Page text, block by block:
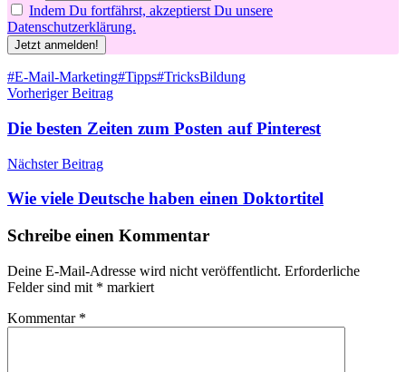
Indem Du fortfährst, akzeptierst Du unsere
Datenschutzerklärung.
Schlagwörter
#E-Mail-Marketing#Tipps#TricksBildung
Beitragsnavigation
Vorheriger Beitrag
Die besten Zeiten zum Posten auf Pinterest
Nächster Beitrag
Wie viele Deutsche haben einen Doktortitel
Schreibe einen Kommentar
Deine E-Mail-Adresse wird nicht veröffentlicht. Erforderliche
Felder sind mit * markiert
Kommentar *